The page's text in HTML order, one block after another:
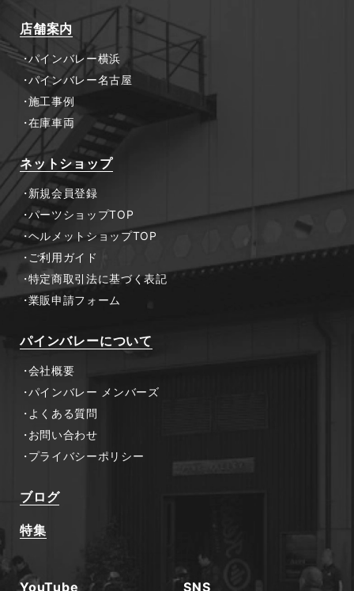
店舗案内
パインバレー横浜
パインバレー名古屋
施工事例
在庫車両
ネットショップ
新規会員登録
パーツショップTOP
ヘルメットショップTOP
ご利用ガイド
特定商取引法に基づく表記
業販申請フォーム
パインバレーについて
会社概要
パインバレー メンバーズ
よくある質問
お問い合わせ
プライバシーポリシー
ブログ
特集
YouTube SNS